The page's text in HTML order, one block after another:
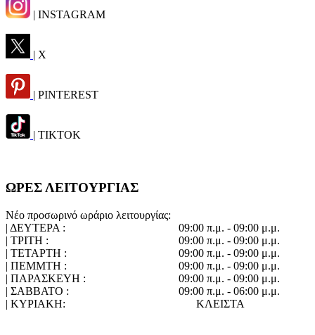
| INSTAGRAM
| X
| PINTEREST
| TIKTOK
ΩΡΕΣ ΛΕΙΤΟΥΡΓΙΑΣ
Νέο προσωρινό ωράριο λειτουργίας:
| ΔΕΥΤΕΡΑ :
09:00 π.μ. - 09:00 μ.μ.
| ΤΡΙΤΗ :
09:00 π.μ. - 09:00 μ.μ.
| ΤΕΤΑΡΤΗ :
09:00 π.μ. - 09:00 μ.μ.
| ΠΕΜΜΤΗ :
09:00 π.μ. - 09:00 μ.μ.
| ΠΑΡΑΣΚΕΥΗ :
09:00 π.μ. - 09:00 μ.μ.
| ΣΑΒΒΑΤΟ :
09:00 π.μ. - 06:00 μ.μ.
| ΚΥΡΙΑΚΗ:
ΚΛΕΙΣΤΑ